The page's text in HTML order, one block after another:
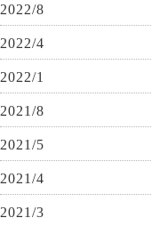
2022/8
2022/4
2022/1
2021/8
2021/5
2021/4
2021/3